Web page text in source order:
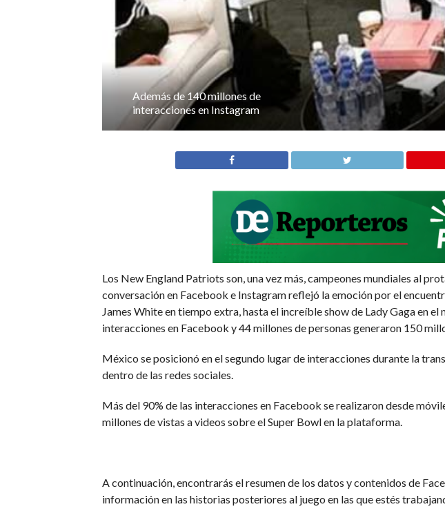
Además de 140 millones de
interacciones en Instagram
Los New England Patriots son, una vez más, campeones mundiales al
conversación en Facebook e Instagram reflejó la emoción por el
James White en tiempo extra, hasta el increíble show de Lady Gaga en
interacciones en Facebook y 44 millones de personas generaron 150
México se posicionó en el segundo lugar de interacciones durante la
dentro de las redes sociales.
Más del 90% de las interacciones en Facebook se realizaron desde
millones de vistas a videos sobre el Super Bowl en la plataforma.
A continuación, encontrarás el resumen de los datos y contenidos de
información en las historias posteriores al juego en las que estés